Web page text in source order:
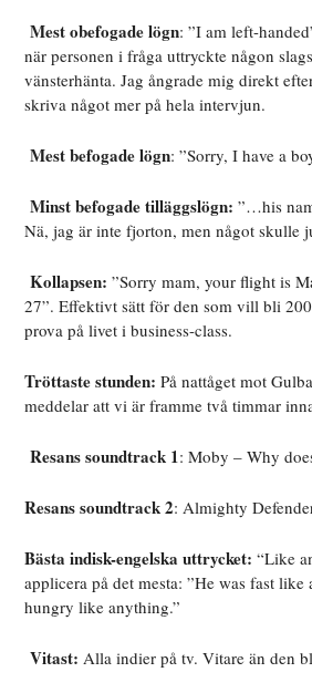
Mest obefogade lögn: ”I am left-
när personen i fråga uttryckte någon
vänsterhänta. Jag ångrade mig direkt
skriva något mer på hela intervjun.
Mest befogade lögn: ”Sorry, I have a
Minst befogade tilläggslögn: ”…his
Nä, jag är inte fjorton, men något skulle
Kollapsen: ”Sorry mam, your flight is
27”. Effektivt sätt för den som vill bli
prova på livet i business-class.
Tröttaste stunden: På nattåget mot
meddelar att vi är framme två timmar
Resans soundtrack 1: Moby – Why
Resans soundtrack 2: Almighty
Bästa indisk-engelska uttrycket: “Like
applicera på det mesta: ”He was fast
hungry like anything.”
Vitast: Alla indier på tv. Vitare än den